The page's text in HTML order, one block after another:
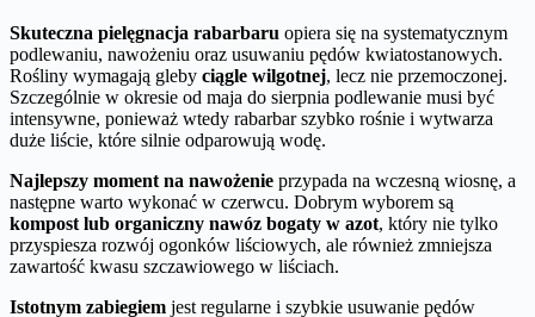
Skuteczna pielęgnacja rabarbaru opiera się na systematycznym
podlewaniu, nawożeniu oraz usuwaniu pędów kwiatostanowych.
Rośliny wymagają gleby ciągle wilgotnej, lecz nie przemoczonej.
Szczególnie w okresie od maja do sierpnia podlewanie musi być
intensywne, ponieważ wtedy rabarbar szybko rośnie i wytwarza
duże liście, które silnie odparowują wodę.
Najlepszy moment na nawożenie przypada na wczesną wiosnę, a
następne warto wykonać w czerwcu. Dobrym wyborem są
kompost lub organiczny nawóz bogaty w azot, który nie tylko
przyspiesza rozwój ogonków liściowych, ale również zmniejsza
zawartość kwasu szczawiowego w liściach.
Istotnym zabiegiem jest regularne i szybkie usuwanie pędów